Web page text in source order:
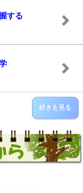
する
続きを見る